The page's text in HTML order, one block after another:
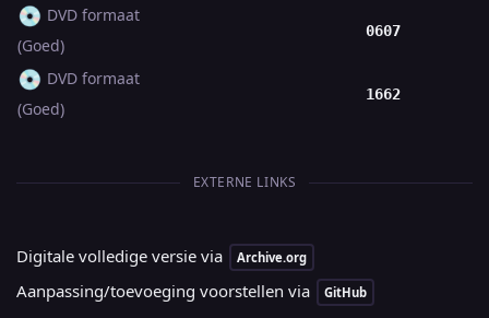
💿 DVD formaat
(Goed)
0607
💿 DVD formaat
(Goed)
1662
EXTERNE LINKS
Digitale volledige versie via Archive.org
Aanpassing/toevoeging voorstellen via GitHub